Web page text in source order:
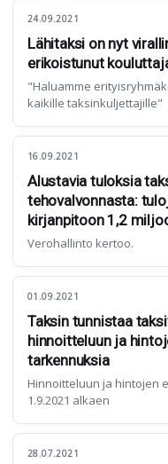
24.09.2021
Lähitaksi on nyt
erikoistunut
"Haluamme
kaikille taksinkuljettajille"
16.09.2021
Alustavia tuloksia
tehovalvonnasta:
kirjanpitoon 1,2
Verohallinto kertoo.
01.09.2021
Taksin tunnistaa
hinnoitteluun ja
tarkennuksia
Hinnoitteluun ja hintojen
1.9.2021 alkaen
28.07.2021